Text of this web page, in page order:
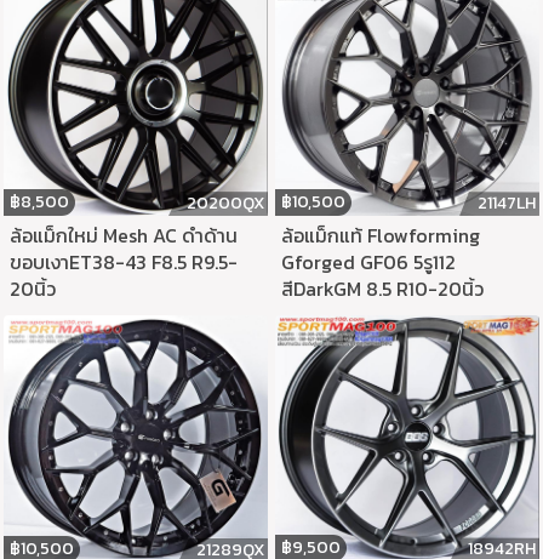
฿8,500 20200QX
ล้อแม็กใหม่ Mesh AC ดำด้าน
ขอบเงาET38-43 F8.5 R9.5-
20นิ้ว
฿10,500 21147LH
ล้อแม็กแท้ Flowforming
Gforged GF06 5รู112
สีDarkGM 8.5 R10-20นิ้ว
฿10,500 21289QX ฿9,500 18942RH